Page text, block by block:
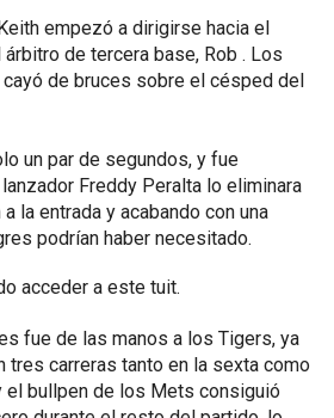
empezó a dirigirse hacia el
de tercera base, Rob . Los
de bruces sobre el césped del
un par de segundos, y fue
Freddy Peralta lo eliminara
la entrada y acabando con una
podrían haber necesitado.
acceder a este tuit.
fue de las manos a los Tigers, ya
tres carreras tanto en la sexta como
el bullpen de los Mets consiguió